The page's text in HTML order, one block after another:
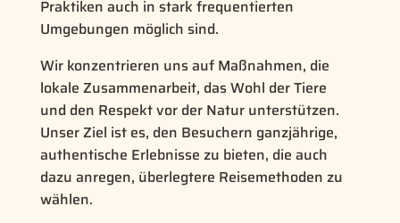
Praktiken auch in stark frequentierten
Umgebungen möglich sind.
Wir konzentrieren uns auf Maßnahmen, die
lokale Zusammenarbeit, das Wohl der Tiere
und den Respekt vor der Natur unterstützen.
Unser Ziel ist es, den Besuchern ganzjährige,
authentische Erlebnisse zu bieten, die auch
dazu anregen, überlegtere Reisemethoden zu
wählen.